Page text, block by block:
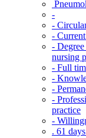
-
-
-
-
nursing
- Full
-
-
-
practice
-
. 61